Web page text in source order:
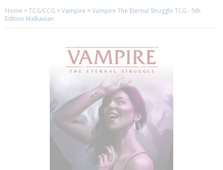
Home >TCG/CCG >Vampire >Vampire The Eternal Struggle TCG - 5th
Edition Malkavian